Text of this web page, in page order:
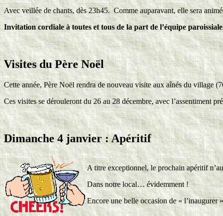
Avec veillée de chants, dès 23h45. Comme auparavant, elle sera
Invitation cordiale à toutes et tous de la part de l’équipe
Visites du Père Noël
Cette année, Père Noël rendra de nouveau visite aux aînés du village
Ces visites se dérouleront du 26 au 28 décembre, avec l’assentiment
Dimanche 4 janvier : Apéritif
A titre exceptionnel, le prochain apéritif
Dans notre local… évidemment !
Encore une belle occasion de «